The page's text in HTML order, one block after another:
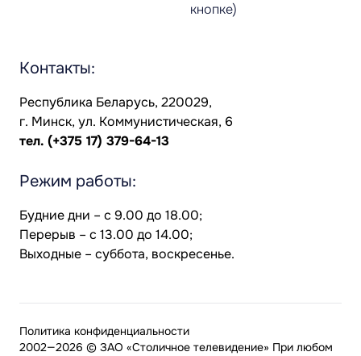
кнопке)
Контакты:
Республика Беларусь, 220029,
г. Минск, ул. Коммунистическая, 6
тел. (+375 17) 379-64-13
Режим работы:
Будние дни – с 9.00 до 18.00;
Перерыв – с 13.00 до 14.00;
Выходные – суббота, воскресенье.
2002—2026 © ЗАО «Столичное телевидение» При любом
Политика конфиденциальности